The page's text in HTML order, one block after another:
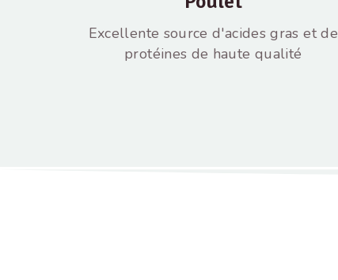
Excellente source d'acides gras et de
protéines de haute qualité